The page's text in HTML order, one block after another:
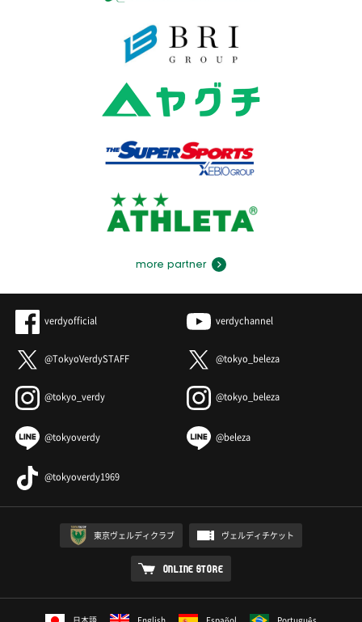
more partner
verdyofficial verdychannel
@TokyoVerdySTAFF @tokyo_beleza
@tokyo_verdy @tokyo_beleza
@tokyoverdy @beleza
@tokyoverdy1969
東京ヴェルディクラブ ヴェルディチケット
ONLINE STORE